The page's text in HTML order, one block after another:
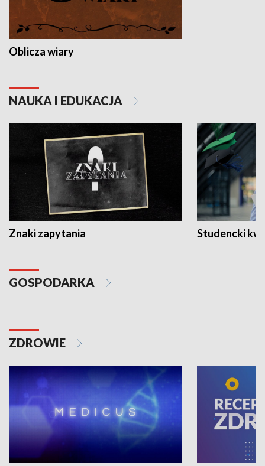
Oblicza wiary
NAUKA I EDUKACJA
Znaki zapytania Studencki
GOSPODARKA
ZDROWIE